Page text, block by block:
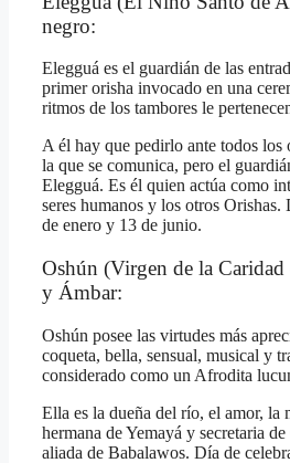
negro:
Elegguá es el guardián de las
primer orisha invocado en una
ritmos de los tambores le
A él hay que pedirlo ante todos los
la que se comunica, pero el
Elegguá. Es él quien actúa como
seres humanos y los otros
de enero y 13 de junio.
Oshún (Virgen de la
y Ámbar:
Oshún posee las virtudes más
coqueta, bella, sensual, musical y
considerado como un Afrodita
Ella es la dueña del río, el amor, la
hermana de Yemayá y secretaria
aliada de Babalawos. Día de